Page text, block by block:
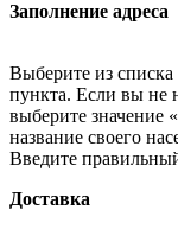
Заполнение адреса
Выберите из списка
пункта. Если вы не
выберите значение
название своего
Введите
Доставка